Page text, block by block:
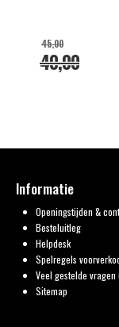
40,00
45,00
Informatie
Openingstijden &
Besteluitleg
Helpdesk
Spelregels
Veel gestelde vragen
Sitemap